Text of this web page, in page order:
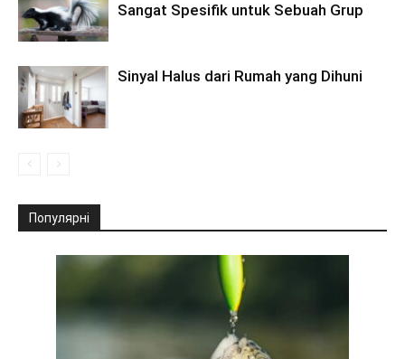
Sangat Spesifik untuk Sebuah Grup
Sinyal Halus dari Rumah yang Dihuni
Популярні